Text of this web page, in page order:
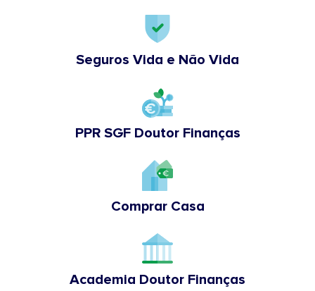
Seguros Vida e Não Vida
PPR SGF Doutor Finanças
Comprar Casa
Academia Doutor Finanças